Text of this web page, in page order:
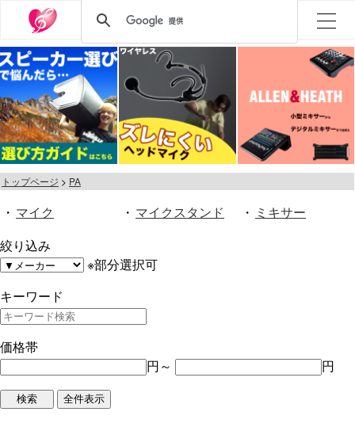
トップページ PA
・ マイク ・ マイクスタンド ・ ミキサー
絞り込み
※部分選択可
キーワード
価格帯
円～
円